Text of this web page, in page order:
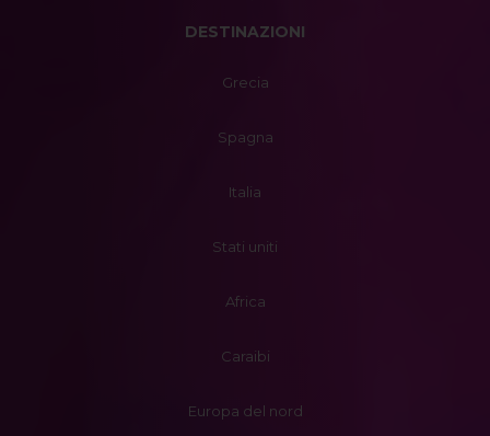
DESTINAZIONI
Grecia
Spagna
Italia
Stati uniti
Africa
Caraibi
Europa del nord